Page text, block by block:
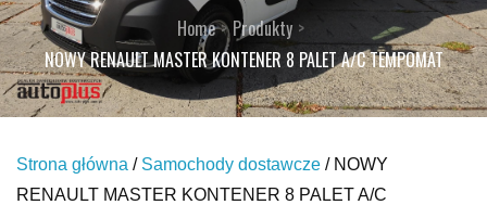
Home
Produkty
NOWY RENAULT MASTER KONTENER 8 PALET A/C TEMPOMAT
Strona główna / Samochody dostawcze / NOWY
RENAULT MASTER KONTENER 8 PALET A/C